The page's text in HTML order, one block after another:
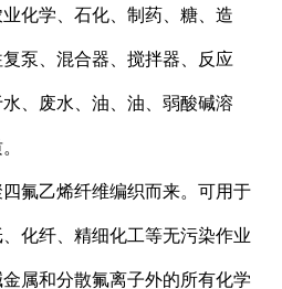
化学、石化、制药、糖、造
泵、混合器、搅拌器、反应
、废水、油、油、弱酸碱溶
氟乙烯纤维编织而来。可用于
化纤、精细化工等无污染作业
属和分散氟离子外的所有化学